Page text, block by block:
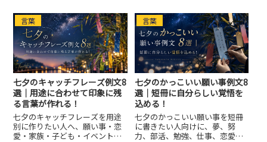
言葉
七夕のキャッチフレーズ例文8
選｜用途に合わせて印象に残
る言葉が作れる！
七夕のキャッチフレーズを用途
別に作りたい人へ、願い事・恋
愛・家族・子ども・イベント・
言葉
七夕のかっこいい願い事例文8
選｜短冊に自分らしい覚悟を
込める！
七夕のかっこいい願い事を短冊
に書きたい人向けに、夢、努
力、部活、勉強、仕事、恋愛、